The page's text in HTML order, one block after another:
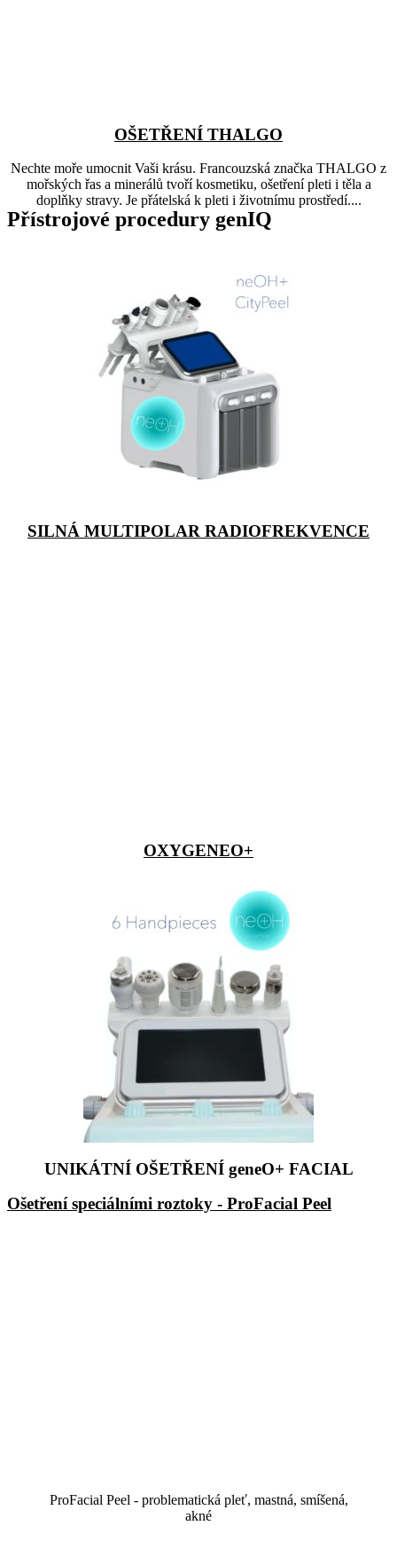
OŠETŘENÍ THALGO
Nechte moře umocnit Vaši krásu. Francouzská značka THALGO z
mořských řas a minerálů tvoří kosmetiku, ošetření pleti i těla a
doplňky stravy. Je přátelská k pleti i životnímu prostředí....
Přístrojové procedury genIQ
SILNÁ MULTIPOLAR RADIOFREKVENCE
OXYGENEO+
UNIKÁTNÍ OŠETŘENÍ geneO+ FACIAL
Ošetření speciálními roztoky - ProFacial Peel
ProFacial Peel - problematická pleť, mastná, smíšená,
akné